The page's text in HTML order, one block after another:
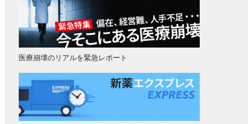
医療崩壊のリアルを緊急レポート